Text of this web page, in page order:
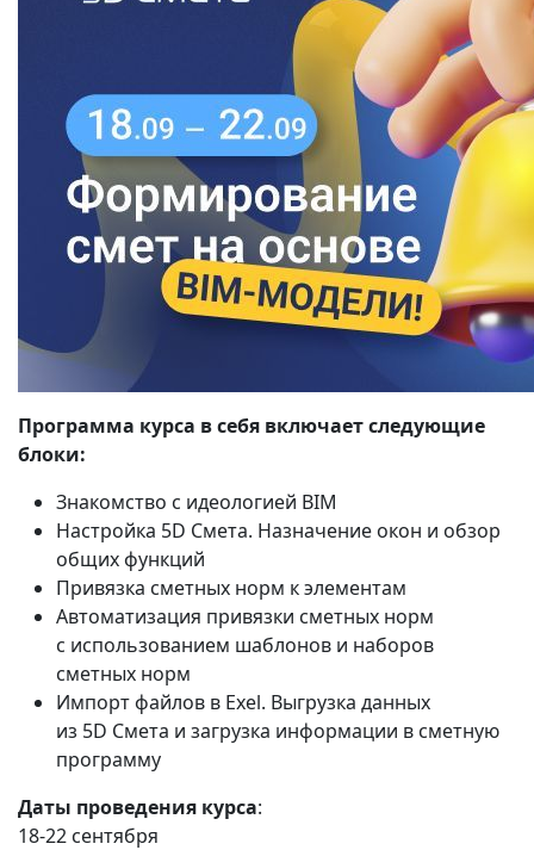
Программа курса в себя включает следующие
блоки:
Знакомство с идеологией BIM
Настройка 5D Смета. Назначение окон и обзор
общих функций
Привязка сметных норм к элементам
Автоматизация привязки сметных норм
с использованием шаблонов и наборов
сметных норм
Импорт файлов в Exel. Выгрузка данных
из 5D Смета и загрузка информации в сметную
программу
Даты проведения курса:
18‑22 сентября